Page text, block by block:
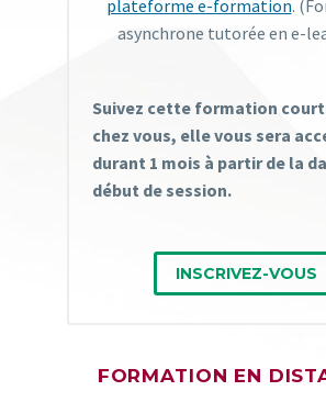
plateforme e-formation.
asynchrone tutorée en e-
Suivez cette formation
chez vous, elle vous sera
durant 1 mois à partir de la
début de session.
INSCRIVEZ-VOUS
FORMATION EN